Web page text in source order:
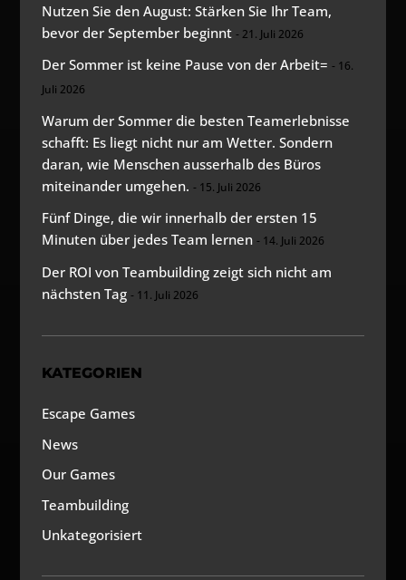
Nutzen Sie den August: Stärken Sie Ihr Team,
bevor der September beginnt
21. Juli 2026
Der Sommer ist keine Pause von der Arbeit=
16.
Juli 2026
Warum der Sommer die besten Teamerlebnisse
schafft: Es liegt nicht nur am Wetter. Sondern
daran, wie Menschen ausserhalb des Büros
miteinander umgehen.
15. Juli 2026
Fünf Dinge, die wir innerhalb der ersten 15
Minuten über jedes Team lernen
14. Juli 2026
Der ROI von Teambuilding zeigt sich nicht am
nächsten Tag
11. Juli 2026
KATEGORIEN
Escape Games
News
Our Games
Teambuilding
Unkategorisiert